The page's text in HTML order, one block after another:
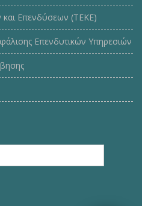
Επενδύσεων (ΤΕΚE)
Επενδυτικών Υπηρεσιών